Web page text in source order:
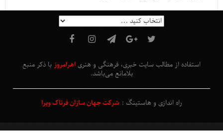
استفاده از مطالب سایت خبری، فرهنگی و هنری اهرامروز با ذکر منبع
بلامانع می‌باشد.
راه اندازی و هاستینگ :شرکت جهان سازان فرتاک ویرا